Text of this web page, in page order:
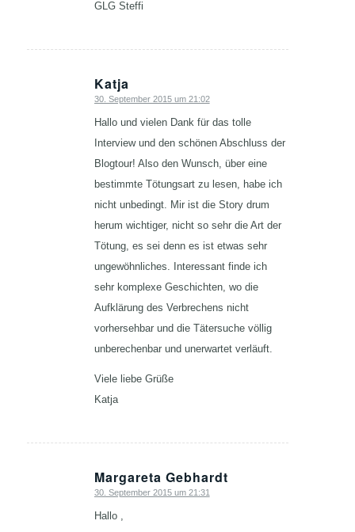
GLG Steffi
Katja
sagte:
30. September 2015 um 21:02
Hallo und vielen Dank für das tolle
Interview und den schönen Abschluss der
Blogtour! Also den Wunsch, über eine
bestimmte Tötungsart zu lesen, habe ich
nicht unbedingt. Mir ist die Story drum
herum wichtiger, nicht so sehr die Art der
Tötung, es sei denn es ist etwas sehr
ungewöhnliches. Interessant finde ich
sehr komplexe Geschichten, wo die
Aufklärung des Verbrechens nicht
vorhersehbar und die Tätersuche völlig
unberechenbar und unerwartet verläuft.
Viele liebe Grüße
Katja
Margareta Gebhardt
sagte:
30. September 2015 um 21:31
Hallo ,